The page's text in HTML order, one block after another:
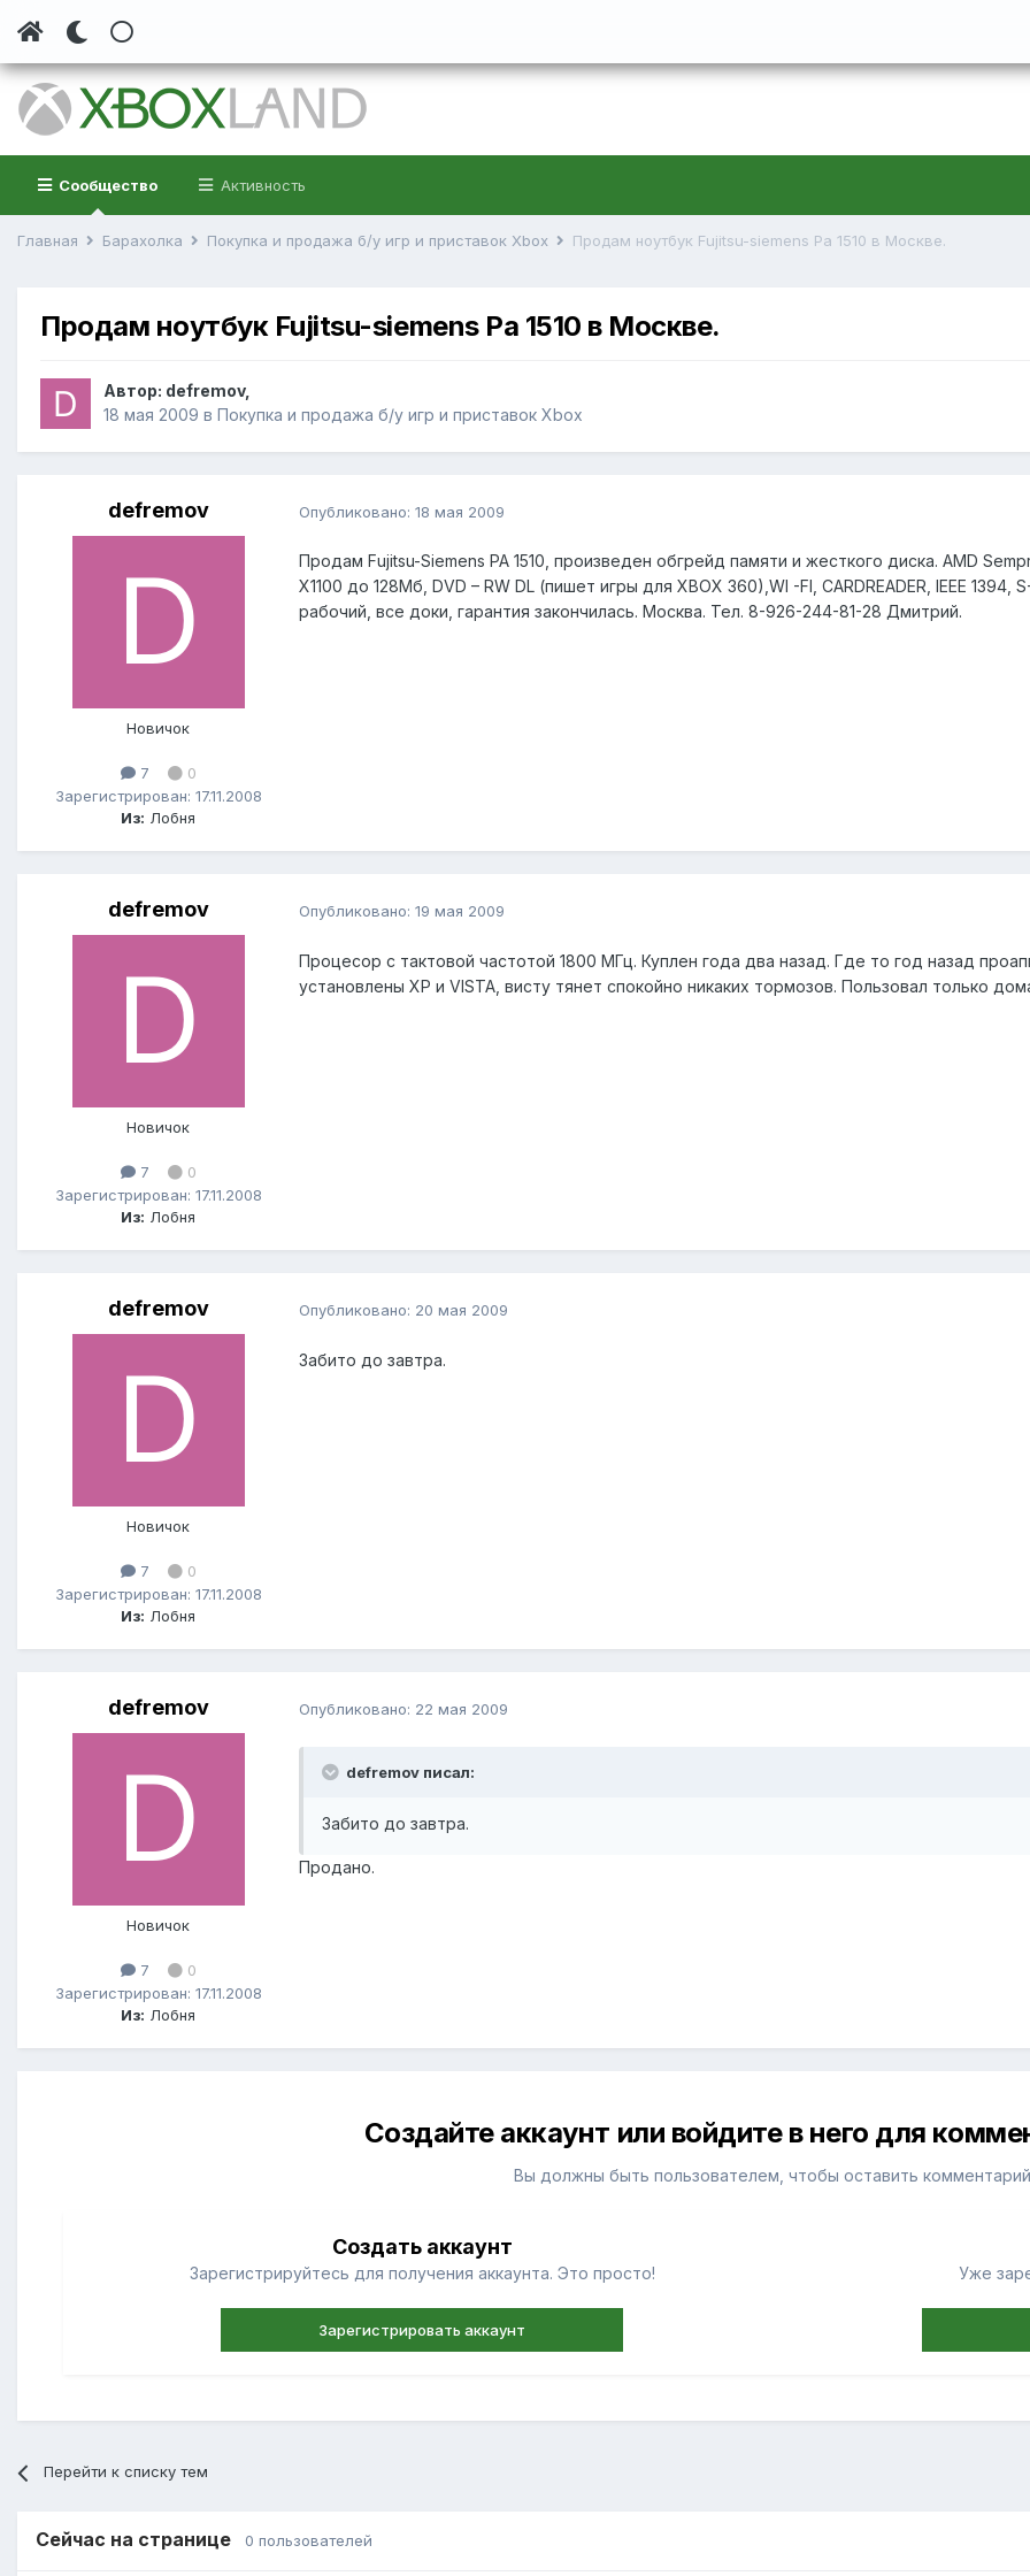
Сообщество Активность
Главная Барахолка Покупка и продажа б/у игр и приставок Xbox Продам ноутбук Fujitsu-siemens Pa 1510 в Москве.
Продам ноутбук Fujitsu-siemens Pa 1510 в Москве.
Автор: defremov,
18 мая 2009 в Покупка и продажа б/у игр и приставок Xbox
defremov
Новичок
7
0
Зарегистрирован: 17.11.2008
Из: Лобня
Опубликовано: 18 мая 2009
Продам Fujitsu-Siemens PA 1510, произведен обгрейд памяти и жесткого диска. AMD
X1100 до 128Мб, DVD – RW DL (пишет игры для XBOX 360),WI -FI, CARDREADER, IEEE 1394,
рабочий, все доки, гарантия закончилась. Москва. Тел. 8-926-244-81-28 Дмитрий.
defremov
Новичок
7
0
Зарегистрирован: 17.11.2008
Из: Лобня
Опубликовано: 19 мая 2009
Процесор с тактовой частотой 1800 МГц. Куплен года два назад. Где то год назад
установлены XP и VISTA, висту тянет спокойно никаких тормозов. Пользовал только
defremov
Новичок
7
0
Зарегистрирован: 17.11.2008
Из: Лобня
Опубликовано: 20 мая 2009
Забито до завтра.
defremov
Новичок
7
0
Зарегистрирован: 17.11.2008
Из: Лобня
Опубликовано: 22 мая 2009
defremov писал:
Забито до завтра.
Продано.
Создайте аккаунт или войдите в него для
Вы должны быть пользователем, чтобы оставить комментарий
Создать аккаунт
Зарегистрируйтесь для получения аккаунта. Это просто!
Зарегистрировать аккаунт
Уже
Перейти к списку тем
Сейчас на странице 0 пользователей